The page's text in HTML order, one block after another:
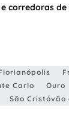
corredoras
Carlo Ouro
São Cristóvão